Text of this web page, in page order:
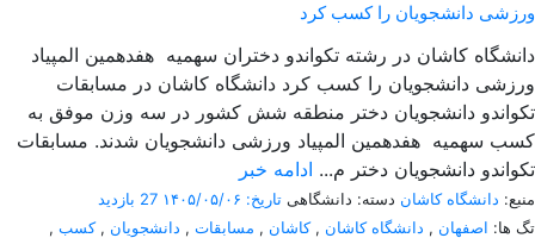
ورزشی دانشجویان را کسب کرد
دانشگاه کاشان در رشته تکواندو دختران سهمیه هفدهمین المپیاد
ورزشی دانشجویان را کسب کرد دانشگاه کاشان در مسابقات
تکواندو دانشجویان دختر منطقه شش کشور در سه وزن موفق به
کسب سهمیه هفدهمین المپیاد ورزشی دانشجویان شدند. مسابقات
تکواندو دانشجویان دختر م... ادامه خبر
منبع: دانشگاه کاشان دسته: دانشگاهی تاریخ: ۱۴۰۵/۰۵/۰۶
27 بازدید
تگ ها: اصفهان , دانشگاه کاشان ,کاشان , مسابقات , دانشجویان ,کسب ,